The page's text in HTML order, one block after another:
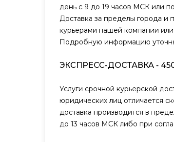
день с 9 до 19 часов МСК или
Доставка за пределы города и
курьерами нашей компании
Подробную информацию
ЭКСПРЕСС-ДОСТАВКА -
Услуги срочной курьерской
юридических лиц отличается
доставка производится в
до 13 часов МСК либо при